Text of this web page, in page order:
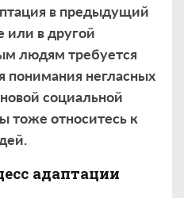
в предыдущий
или в другой
людям требуется
негласных
социальной
тоже относитесь к
адаптации